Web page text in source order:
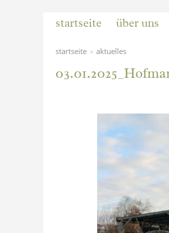
startseite über uns
startseite » aktuelles